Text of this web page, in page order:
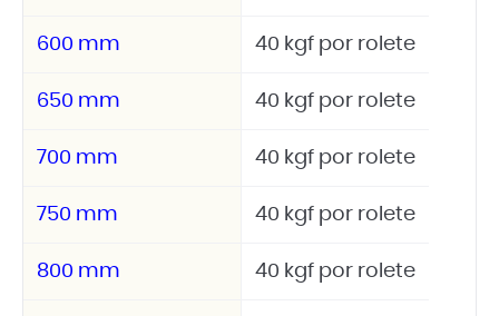
600 mm 40 kgf por rolete
650 mm 40 kgf por rolete
700 mm 40 kgf por rolete
750 mm 40 kgf por rolete
800 mm 40 kgf por rolete